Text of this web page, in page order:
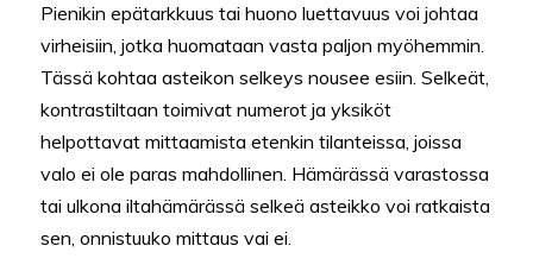
Pienikin epätarkkuus tai huono luettavuus voi johtaa
virheisiin, jotka huomataan vasta paljon myöhemmin.
Tässä kohtaa asteikon selkeys nousee esiin. Selkeät,
kontrastiltaan toimivat numerot ja yksiköt
helpottavat mittaamista etenkin tilanteissa, joissa
valo ei ole paras mahdollinen. Hämärässä varastossa
tai ulkona iltahämärässä selkeä asteikko voi ratkaista
sen, onnistuuko mittaus vai ei.